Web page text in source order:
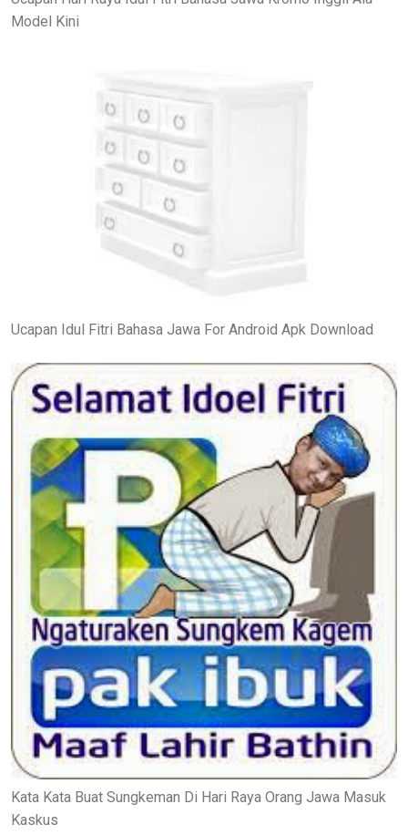
Model Kini
Ucapan Idul Fitri Bahasa Jawa For Android Apk Download
Kata Kata Buat Sungkeman Di Hari Raya Orang Jawa Masuk
Kaskus